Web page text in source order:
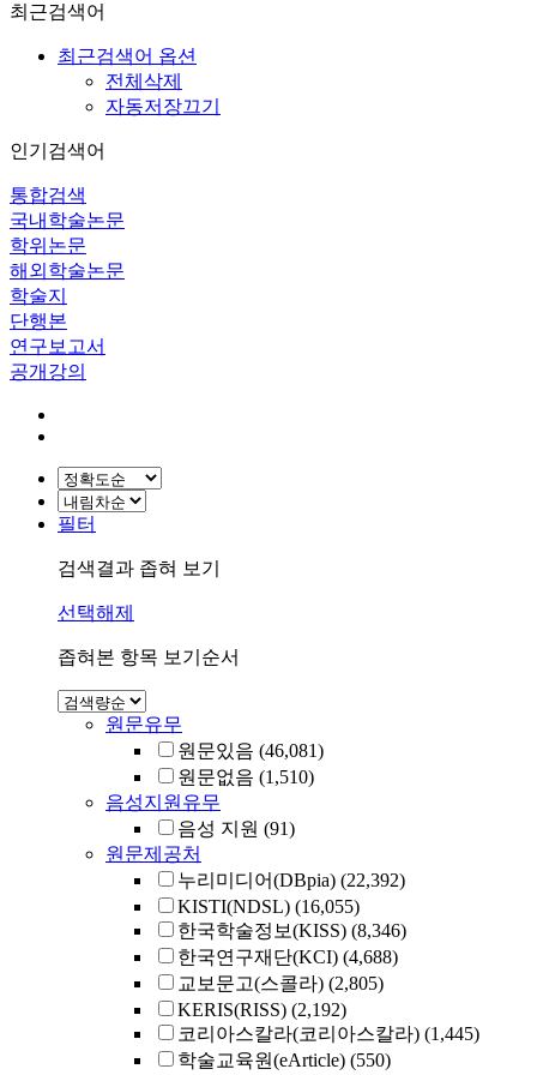
최근검색어
최근검색어 옵션
전체삭제
자동저장끄기
인기검색어
통합검색
국내학술논문
학위논문
해외학술논문
학술지
단행본
연구보고서
공개강의
필터
검색결과 좁혀 보기
선택해제
좁혀본 항목 보기순서
원문유무
원문있음 (46,081)
원문없음 (1,510)
음성지원유무
음성 지원 (91)
원문제공처
누리미디어(DBpia) (22,392)
KISTI(NDSL) (16,055)
한국학술정보(KISS) (8,346)
한국연구재단(KCI) (4,688)
교보문고(스콜라) (2,805)
KERIS(RISS) (2,192)
코리아스칼라(코리아스칼라) (1,445)
학술교육원(eArticle) (550)